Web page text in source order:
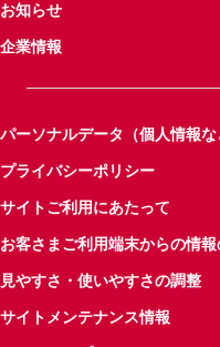
お知らせ
企業情報
パーソナルデータ（個人情報
プライバシーポリシー
サイトご利用にあたって
お客さまご利用端末からの情
見やすさ・使いやすさの調整
サイトメンテナンス情報